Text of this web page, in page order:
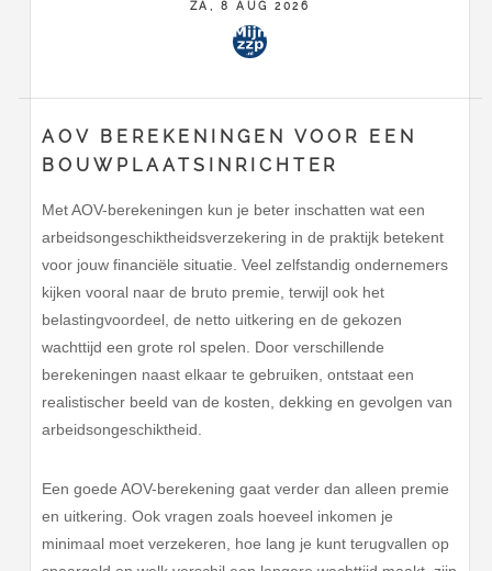
ZA, 8 AUG 2026
AOV BEREKENINGEN VOOR EEN
BOUWPLAATSINRICHTER
Met AOV-berekeningen kun je beter inschatten wat een
arbeidsongeschiktheidsverzekering in de praktijk betekent
voor jouw financiële situatie. Veel zelfstandig ondernemers
kijken vooral naar de bruto premie, terwijl ook het
belastingvoordeel, de netto uitkering en de gekozen
wachttijd een grote rol spelen. Door verschillende
berekeningen naast elkaar te gebruiken, ontstaat een
realistischer beeld van de kosten, dekking en gevolgen van
arbeidsongeschiktheid.
Een goede AOV-berekening gaat verder dan alleen premie
en uitkering. Ook vragen zoals hoeveel inkomen je
minimaal moet verzekeren, hoe lang je kunt terugvallen op